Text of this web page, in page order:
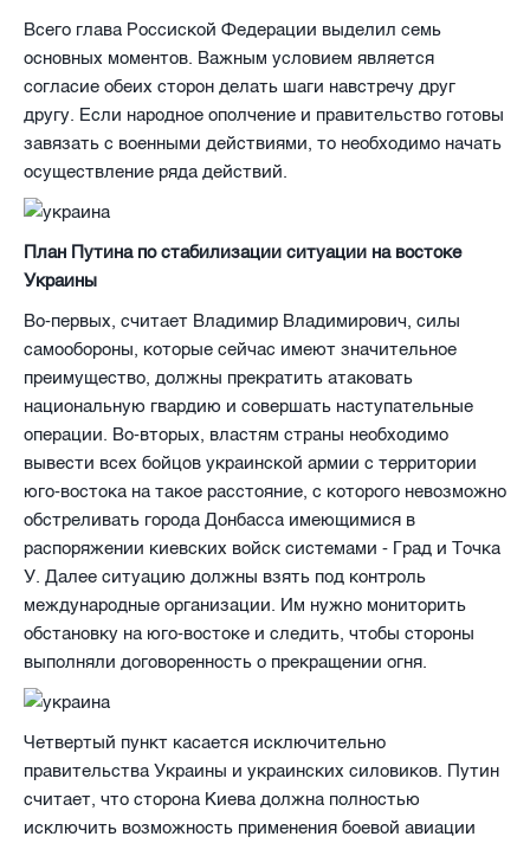
Всего глава Россиской Федерации выделил семь
основных моментов. Важным условием является
согласие обеих сторон делать шаги навстречу друг
другу. Если народное ополчение и правительство готовы
завязать с военными действиями, то необходимо начать
осуществление ряда действий.
План Путина по стабилизации ситуации на востоке
Украины
Во-первых, считает Владимир Владимирович, силы
самообороны, которые сейчас имеют значительное
преимущество, должны прекратить атаковать
национальную гвардию и совершать наступательные
операции. Во-вторых, властям страны необходимо
вывести всех бойцов украинской армии с территории
юго-востока на такое расстояние, с которого невозможно
обстреливать города Донбасса имеющимися в
распоряжении киевских войск системами - Град и Точка
У. Далее ситуацию должны взять под контроль
международные организации. Им нужно мониторить
обстановку на юго-востоке и следить, чтобы стороны
выполняли договоренность о прекращении огня.
Четвертый пункт касается исключительно
правительства Украины и украинских силовиков. Путин
считает, что сторона Киева должна полностью
исключить возможность применения боевой авиации